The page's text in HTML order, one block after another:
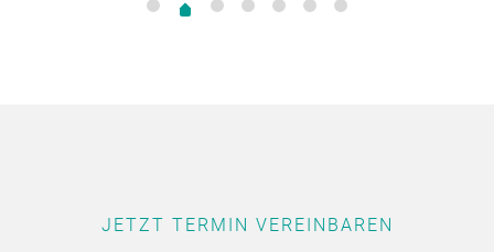
JETZT TERMIN VEREINBAREN